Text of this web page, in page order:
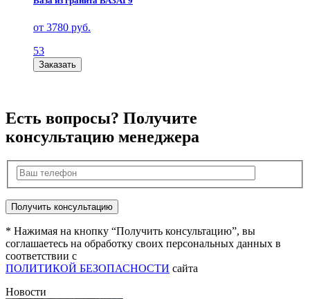
от 3780 руб.
53
Заказать
Есть вопросы? Получите
консультацию менеджера
* Нажимая на кнопку “Получить консультацию”, вы
соглашаетесь на обработку своих персональных данных в
соответствии с
ПОЛИТИКОЙ БЕЗОПАСНОСТИ сайта
Новости